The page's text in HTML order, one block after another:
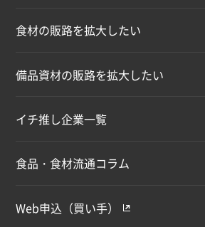
食材の販路を拡大したい
備品資材の販路を拡大したい
イチ推し企業一覧
食品・食材流通コラム
Web申込（買い手）